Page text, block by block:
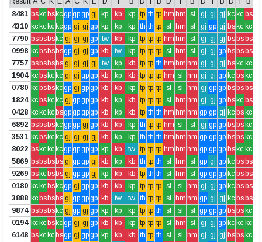
8481 bskcbskcgpgpgp gj kp kb kp tp th tp hm hm sl gj gj gj kc kc bs
4310 kckckckcgp gj gj gp kp kp kp th th tp sl hm sl gj gp gj bskc kc
7790 bsbsbskc gj gj gj gp tw kb kp tp tp tp hm hm sl gj gj gj bsbsbs
0998 kcbsbsbsgp gj gj gp kb tw kp tp tp tp sl hm sl gj gj gp bsbsbs
7757 bsbsbsbs gj gj gj gj tw kp kb tp tp th hm hm hm gj gj gj bskc kc
1904 kcbskckc gj gj gpgp kb kp kb tp tp tp hm sl hm gj gj gp kc bskc
0780 kcbsbskcgp gj gpgp kb kb kp tp tp tp sl sl hm gj gp gp bsbsbs
1824 kcbskckc gj gpgpgp kb kp kb tp tp tp sl hm hm gj gj gp bskc bs
0428 kckckcbsgpgpgpgp kb kp kb tp th th hm hm hm gp gp gj kc bskc
6892 bsbsbskcgpgp gj gp kb kb kp th tp tp hm sl sl gj gp gp bsbskc
3531 kcbskckc gj gj gj gj kb kp kp th th th hm hm hm gp gp gp bsbskc
8022 bskckckcgpgpgpgp kp kb tw tp tp tp hm hm hm gp gp gp bskc kc
5869 bsbsbsbs gj gpgp gj kb kp kb th tp th sl hm sl gp gj gp kc bsbs
9269 bskcbsbs gj gpgp gj kp kb kb tp th th sl hm sl gp gp gp kc bsbs
0180 kckcbskcgp gj gpgp kb kb kp tp tp tp sl sl hm gj gj gp kc bsbs
3888 kcbsbsbs gj gpgpgp kb tw tw th tp tp sl hm hm gp gj gj kc bsbs
9874 bsbsbskc gj gp gj gp kp kp kp tp tp th sl sl sl gp gp gp bsbskc
0194 kckcbskcgp gj gj gp kb kb kp tp tp tp sl hm sl gj gj gp kc kc kc
6148 bskckcbsgp gj gpgp kp kb kb th tp th sl sl hm gj gj gj bsbskc